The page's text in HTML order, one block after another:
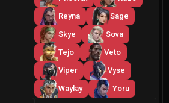
Reyna
Sage
Skye
Sova
Tejo
Veto
Viper
Vyse
Waylay
Yoru
Lado